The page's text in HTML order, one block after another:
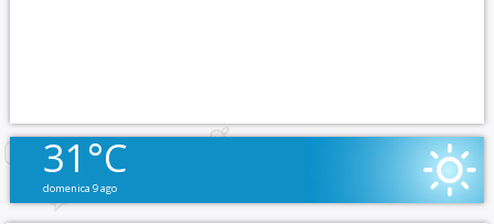
31°C
domenica 9 ago